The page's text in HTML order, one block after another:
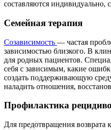
составляются индивидуально,
Семейная терапия
Созависимость — частая
зависимостью близкого. В
для родных пациентов.
себя с зависимым, какие
создать поддерживающую
наладить отношения,
Профилактика
Для предотвращения